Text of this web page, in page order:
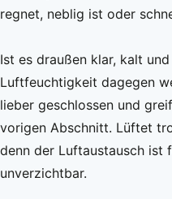
regnet, neblig ist oder
Ist es draußen klar, kalt
Luftfeuchtigkeit dagegen
lieber geschlossen und
vorigen Abschnitt. Lüftet
denn der Luftaustausch ist
unverzichtbar.